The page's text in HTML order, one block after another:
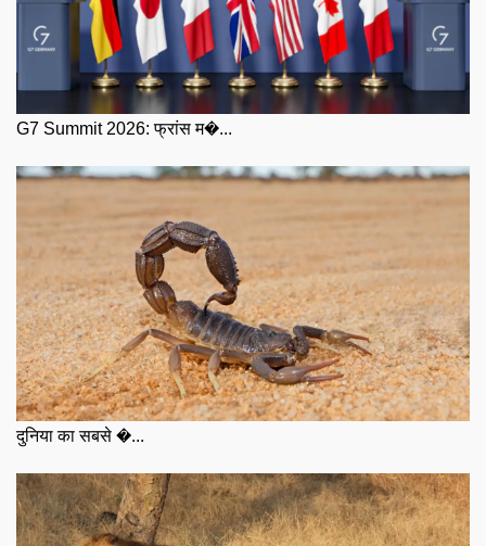
G7 Summit 2026: फ्रांस म�...
दुनिया का सबसे �...